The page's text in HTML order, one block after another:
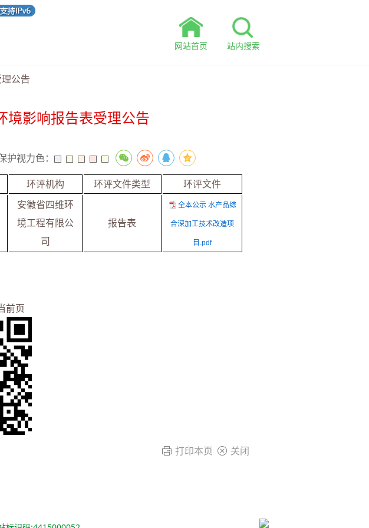
网站首页 站内搜索
公告
境影响报告表受理公告
护视力色：
环评机构 环评文件类型 环评文件
安徽省四维环
境工程有限公
司
报告表
全本公示 水产品综
合深加工技术改造项
目.pdf
前页
打印本页 关闭